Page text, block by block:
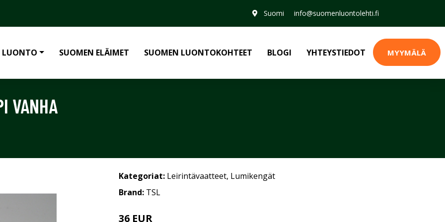
Suomi info@suomenluontolehti.fi
LUONTO SUOMEN ELÄIMET SUOMEN LUONTOKOHTEET BLOGI YHTEYSTIEDOT MYYMÄLÄ
VANHA
Kategoriat: Leirintävaatteet, Lumikengät
Brand: TSL
36 EUR